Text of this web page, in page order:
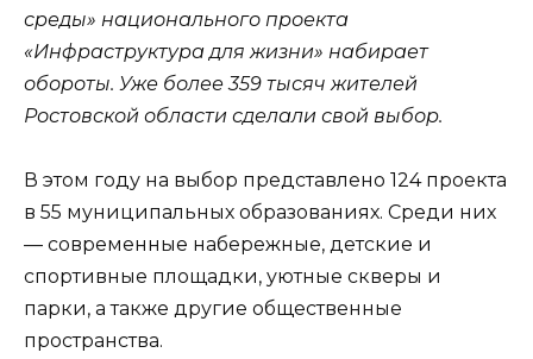
среды» национального проекта
«Инфраструктура для жизни» набирает
обороты. Уже более 359 тысяч жителей
Ростовской области сделали свой выбор.
В этом году на выбор представлено 124 проекта
в 55 муниципальных образованиях. Среди них
— современные набережные, детские и
спортивные площадки, уютные скверы и
парки, а также другие общественные
пространства.